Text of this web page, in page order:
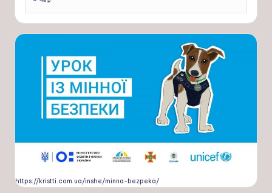
https://kristti.com.ua/inshe/minna-bezpeka/